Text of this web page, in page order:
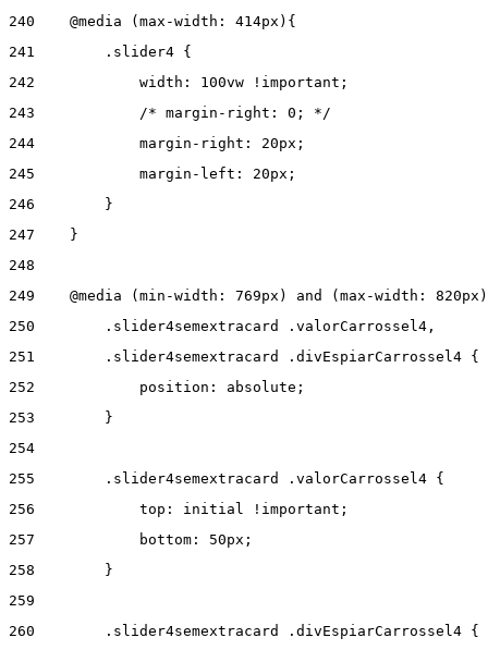
240
    @media (max-width: 414px){
241
        .slider4 {
242
            width: 100vw !important;
243
            /* margin-right: 0; */
244
            margin-right: 20px;
245
            margin-left: 20px;
246
        }
247
    }
248
249
@media (min-width: 769px) and (max-width:
250
        .slider4semextracard .valorCarrossel4,
251
        .slider4semextracard .divEspiarCarrossel4 {
252
            position: absolute;
253
        }
254
255
        .slider4semextracard .valorCarrossel4 {
256
            top: initial !important;
257
            bottom: 50px;
258
        }
259
260
        .slider4semextracard .divEspiarCarrossel4 {